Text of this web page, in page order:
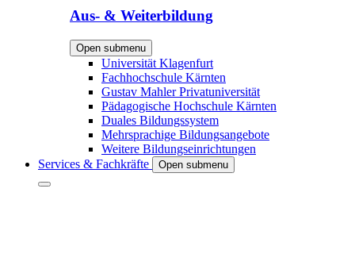
Aus- & Weiterbildung
Open submenu
Universität Klagenfurt
Fachhochschule Kärnten
Gustav Mahler Privatuniversität
Pädagogische Hochschule Kärnten
Duales Bildungssystem
Mehrsprachige Bildungsangebote
Weitere Bildungseinrichtungen
Services & Fachkräfte
Open submenu